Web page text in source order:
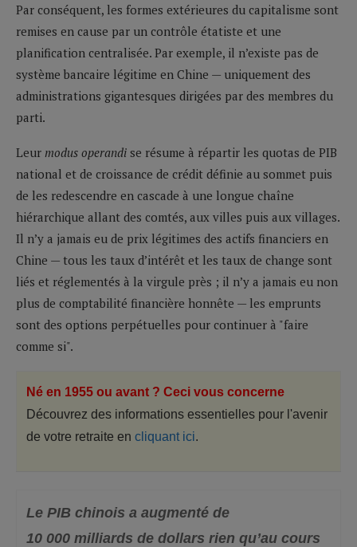
Par conséquent, les formes extérieures du capitalisme sont
remises en cause par un contrôle étatiste et une
planification centralisée. Par exemple, il n’existe pas de
système bancaire légitime en Chine — uniquement des
administrations gigantesques dirigées par des membres du
parti.
Leur modus operandi se résume à répartir les quotas de PIB
national et de croissance de crédit définie au sommet puis
de les redescendre en cascade à une longue chaîne
hiérarchique allant des comtés, aux villes puis aux villages.
Il n’y a jamais eu de prix légitimes des actifs financiers en
Chine — tous les taux d’intérêt et les taux de change sont
liés et réglementés à la virgule près ; il n’y a jamais eu non
plus de comptabilité financière honnête — les emprunts
sont des options perpétuelles pour continuer à "faire
comme si".
Né en 1955 ou avant ? Ceci vous concerne
Découvrez des informations essentielles pour l'avenir
de votre retraite en cliquant ici.
Le PIB chinois a augmenté de
10 000 milliards de dollars rien qu’au cours